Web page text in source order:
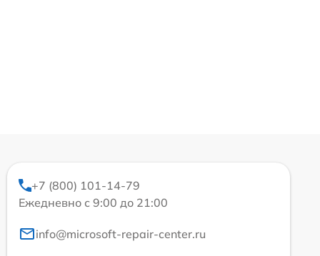
+7 (800) 101-14-79
Ежедневно с 9:00 до 21:00
info@microsoft-repair-center.ru